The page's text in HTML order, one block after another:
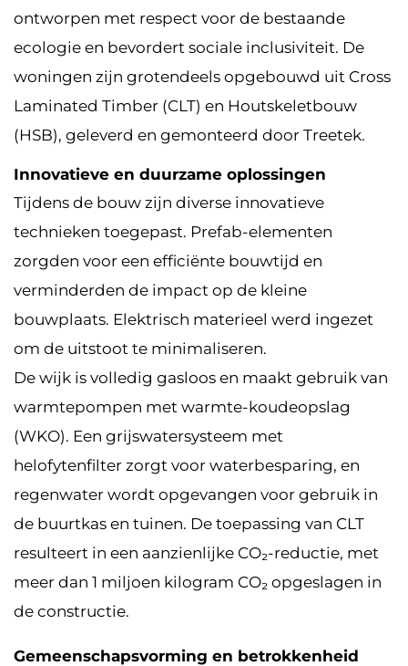
ontworpen met respect voor de bestaande
ecologie en bevordert sociale inclusiviteit. De
woningen zijn grotendeels opgebouwd uit Cross
Laminated Timber (CLT) en Houtskeletbouw
(HSB), geleverd en gemonteerd door Treetek.
Innovatieve en duurzame oplossingen
Tijdens de bouw zijn diverse innovatieve
technieken toegepast. Prefab-elementen
zorgden voor een efficiënte bouwtijd en
verminderden de impact op de kleine
bouwplaats. Elektrisch materieel werd ingezet
om de uitstoot te minimaliseren.
De wijk is volledig gasloos en maakt gebruik van
warmtepompen met warmte-koudeopslag
(WKO). Een grijswatersysteem met
helofytenfilter zorgt voor waterbesparing, en
regenwater wordt opgevangen voor gebruik in
de buurtkas en tuinen. De toepassing van CLT
resulteert in een aanzienlijke CO₂-reductie, met
meer dan 1 miljoen kilogram CO₂ opgeslagen in
de constructie.
Gemeenschapsvorming en betrokkenheid